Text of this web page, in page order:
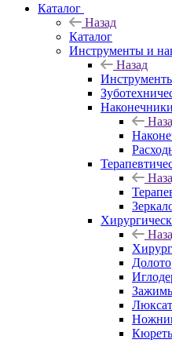
Каталог
Назад
Каталог
Инструменты и
Назад
Наконечники
Долото